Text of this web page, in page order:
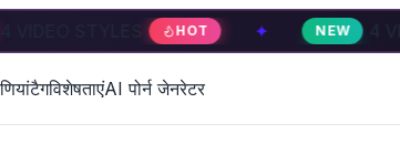
NEW 4 VIDEO STYLES NEW
टैगविशेषताएंAI पोर्न जेनरेटर